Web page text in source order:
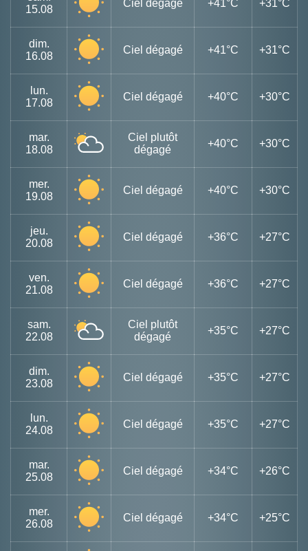
15.08
Ciel dégagé +41°C +31°C
dim.
16.08
Ciel dégagé +41°C +31°C
lun.
17.08
Ciel dégagé +40°C +30°C
mar.
18.08
Ciel plutôt
dégagé
+40°C +30°C
mer.
19.08
Ciel dégagé +40°C +30°C
jeu.
20.08
Ciel dégagé +36°C +27°C
ven.
21.08
Ciel dégagé +36°C +27°C
sam.
22.08
Ciel plutôt
dégagé
+35°C +27°C
dim.
23.08
Ciel dégagé +35°C +27°C
lun.
24.08
Ciel dégagé +35°C +27°C
mar.
25.08
Ciel dégagé +34°C +26°C
mer.
26.08
Ciel dégagé +34°C +25°C